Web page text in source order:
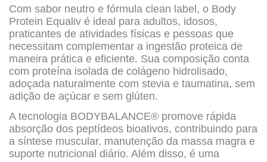
Com sabor neutro e fórmula clean label, o Body
Protein Equaliv é ideal para adultos, idosos,
praticantes de atividades físicas e pessoas que
necessitam complementar a ingestão proteica de
maneira prática e eficiente. Sua composição conta
com proteína isolada de colágeno hidrolisado,
adoçada naturalmente com stevia e taumatina, sem
adição de açúcar e sem glúten.
A tecnologia BODYBALANCE® promove rápida
absorção dos peptídeos bioativos, contribuindo para
a síntese muscular, manutenção da massa magra e
suporte nutricional diário. Além disso, é uma